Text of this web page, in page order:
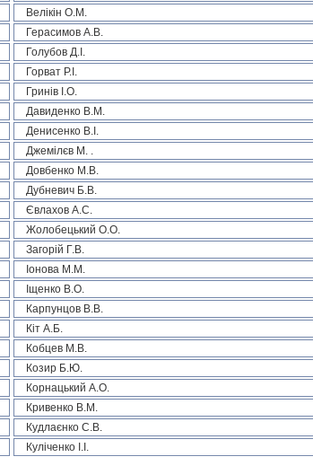
Велікін О.М.
Герасимов А.В.
Голубов Д.І.
Горват Р.І.
Гринів І.О.
Давиденко В.М.
Денисенко В.І.
Джемілєв М. .
Довбенко М.В.
Дубневич Б.В.
Євлахов А.С.
Жолобецький О.О.
Загорій Г.В.
Іонова М.М.
Іщенко В.О.
Карпунцов В.В.
Кіт А.Б.
Кобцев М.В.
Козир Б.Ю.
Корнацький А.О.
Кривенко В.М.
Кудлаєнко С.В.
Куліченко І.І.